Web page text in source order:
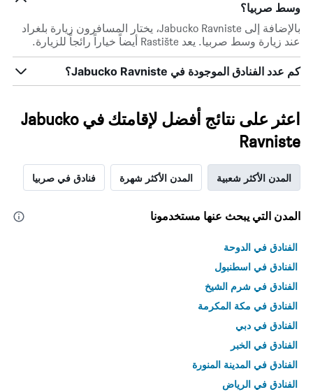
وسط صربيا؟
بالإضافة إلى Jabucko Ravniste، يختار المسافرون زيارة بلغراد
عند زيارة وسط صربيا. يعد Rastište أيضاً خياراً رائجاً للزيارة.
كم عدد الفنادق الموجودة في Jabucko Ravniste؟
اعثر على نتائج أفضل لإقامتك في Jabucko
Ravniste
المدن الأكثر شعبية المدن الأكثر شهرة فنادق في صربيا
المدن التي يبحث عنها مستخدمونا
الفنادق في الدوحة
الفنادق في اسطنبول
الفنادق في شرم الشيخ
الفنادق في مكة المكرمة
الفنادق في دبي
الفنادق في الخبر
الفنادق في المدينة المنورة
الفنادق في الرياض